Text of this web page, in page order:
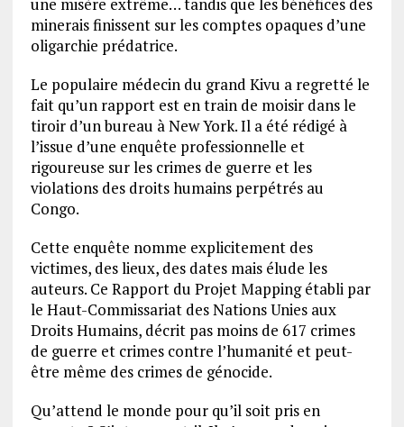
minerais finissent sur les comptes opaques d’une
oligarchie prédatrice.
Le populaire médecin du grand Kivu a regretté le
fait qu’un rapport est en train de moisir dans le
tiroir d’un bureau à New York. Il a été rédigé à
l’issue d’une enquête professionnelle et
rigoureuse sur les crimes de guerre et les
violations des droits humains perpétrés au
Congo.
Cette enquête nomme explicitement des
victimes, des lieux, des dates mais élude les
auteurs. Ce Rapport du Projet Mapping établi par
le Haut-Commissariat des Nations Unies aux
Droits Humains, décrit pas moins de 617 crimes
de guerre et crimes contre l’humanité et peut-
être même des crimes de génocide.
Qu’attend le monde pour qu’il soit pris en